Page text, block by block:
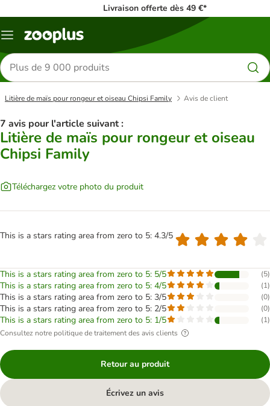
Livraison offerte dès 49 €*
Menu
Rechercher
des
produits
Litière de maïs pour rongeur et oiseau Chipsi Family Avis de client
7 avis pour l'article suivant :
Litière de maïs pour rongeur et oiseau
Chipsi Family
Téléchargez votre photo du produit
This is a stars rating area from zero to 5: 4.3/5
This is a stars rating area from zero to 5: 5/5 (5)
This is a stars rating area from zero to 5: 4/5 (1)
This is a stars rating area from zero to 5: 3/5 (0)
This is a stars rating area from zero to 5: 2/5 (0)
This is a stars rating area from zero to 5: 1/5 (1)
Consultez notre politique de traitement des avis clients
Retour au produit
Écrivez un avis